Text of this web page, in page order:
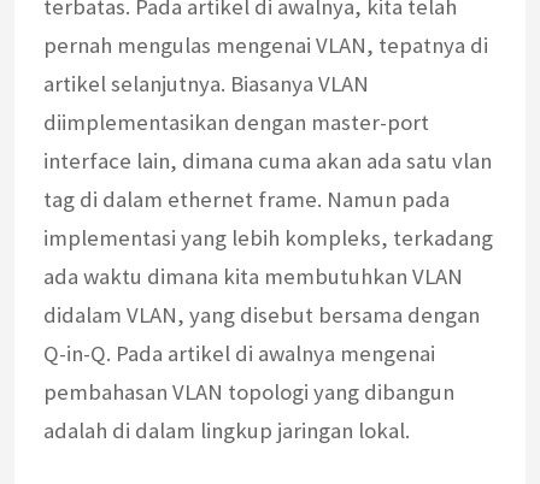
terbatas. Pada artikel di awalnya, kita telah
pernah mengulas mengenai VLAN, tepatnya di
artikel selanjutnya. Biasanya VLAN
diimplementasikan dengan master-port
interface lain, dimana cuma akan ada satu vlan
tag di dalam ethernet frame. Namun pada
implementasi yang lebih kompleks, terkadang
ada waktu dimana kita membutuhkan VLAN
didalam VLAN, yang disebut bersama dengan
Q-in-Q. Pada artikel di awalnya mengenai
pembahasan VLAN topologi yang dibangun
adalah di dalam lingkup jaringan lokal.